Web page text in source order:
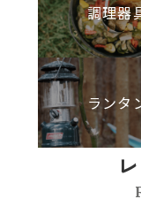
調理器
ランタ